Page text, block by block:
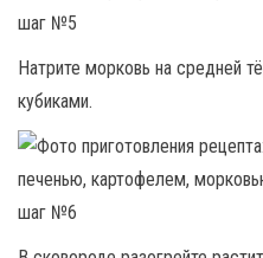
Натрите морковь на средней
кубиками.